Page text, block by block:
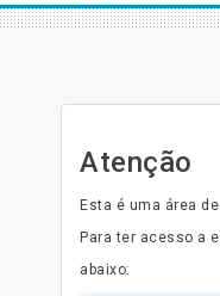
Atenção
Esta é uma área
Para ter acesso a
abaixo: